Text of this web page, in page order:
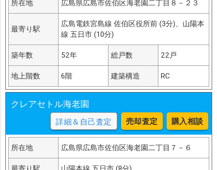
所在地 広島県広島市佐伯区海老園二丁目８－２３
最寄り駅
広島電鉄宮島線 佐伯区役所前 (3分)、山陽本
線 五日市 (10分)
築年数 52年 総戸数 22戸
地上階数 6階 建築構造 RC
クレアセトル海老園
詳細＆自己査定 売却査定 購入相談
所在地 広島県広島市佐伯区海老園二丁目７－６